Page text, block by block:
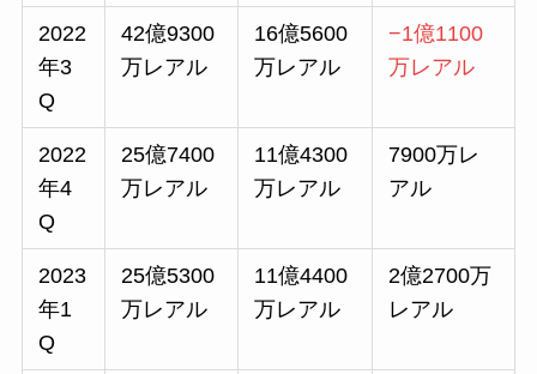
2022
年3
Q
42億9300
万レアル
16億5600
万レアル
−1億1100
万レアル
2022
年4
Q
25億7400
万レアル
11億4300
万レアル
7900万レ
アル
2023
年1
Q
25億5300
万レアル
11億4400
万レアル
2億2700万
レアル